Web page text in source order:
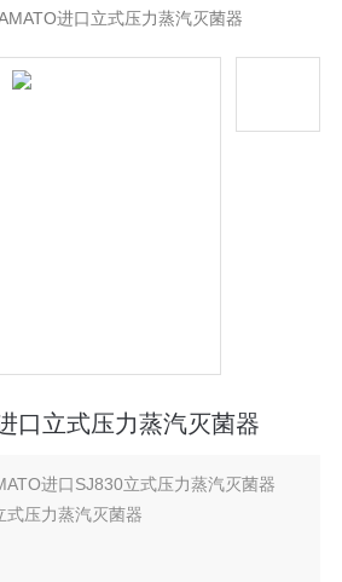
进口立式压力蒸汽灭菌器
口立式压力蒸汽灭菌器
进口SJ830立式压力蒸汽灭菌器
式压力蒸汽灭菌器